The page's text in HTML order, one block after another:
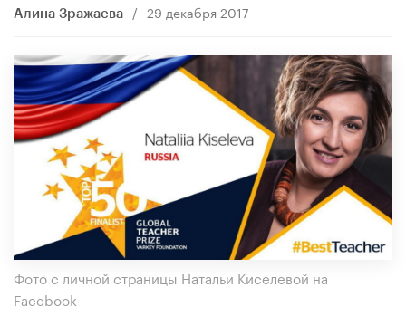
Алина Зражаева / 29 декабря 2017
Фото с личной страницы Натальи Киселевой на
Facebook